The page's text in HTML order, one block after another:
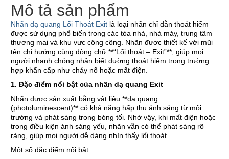
Mô tả sản phẩm
Nhãn dạ quang Lối Thoát Exit là loại nhãn chỉ dẫn thoát hiểm
được sử dụng phổ biến trong các tòa nhà, nhà máy, trung tâm
thương mại và khu vực công cộng. Nhãn được thiết kế với mũi
tên chỉ hướng cùng dòng chữ **“Lối thoát – Exit”**, giúp mọi
người nhanh chóng nhận biết đường thoát hiểm trong trường
hợp khẩn cấp như cháy nổ hoặc mất điện.
1. Đặc điểm nổi bật của nhãn dạ quang Exit
Nhãn được sản xuất bằng vật liệu **dạ quang
(photoluminescent)** có khả năng hấp thụ ánh sáng từ môi
trường và phát sáng trong bóng tối. Nhờ vậy, khi mất điện hoặc
trong điều kiện ánh sáng yếu, nhãn vẫn có thể phát sáng rõ
ràng, giúp mọi người dễ dàng nhìn thấy lối thoát.
Một số đặc điểm nổi bật: